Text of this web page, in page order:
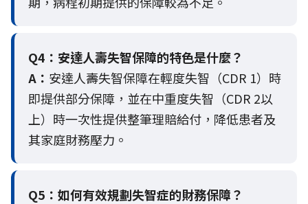
Q4： 安達人壽失智保障的特色是什麼？
A： 安達人壽失智保障在輕度失智（CDR 1）時
即提供部分保障，並在中重度失智（CDR 2以
上）時一次性提供整筆理賠給付，降低患者及
其家庭財務壓力。
Q5： 如何有效規劃失智症的財務保障？